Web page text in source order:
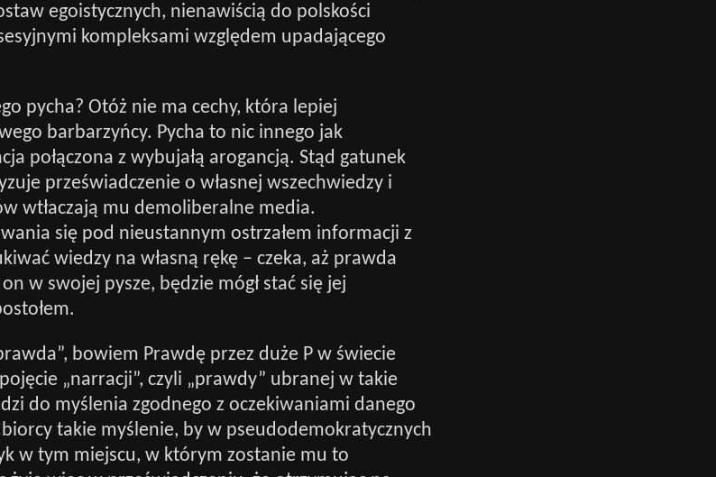
egoistycznych, nienawiścią do polskości
kompleksami względem upadającego
pycha? Otóż nie ma cechy, która lepiej
barbarzyńcy. Pycha to nic innego jak
połączona z wybujałą arogancją. Stąd gatunek
przeświadczenie o własnej wszechwiedzy i
wtłaczają mu demoliberalne media.
się pod nieustannym ostrzałem informacji z
wiedzy na własną rękę – czeka, aż prawda
w swojej pysze, będzie mógł stać się jej
bowiem Prawdę przez duże P w świecie
„narracji”, czyli „prawdy” ubranej w takie
do myślenia zgodnego z oczekiwaniami danego
takie myślenie, by w pseudodemokratycznych
w tym miejscu, w którym zostanie mu to